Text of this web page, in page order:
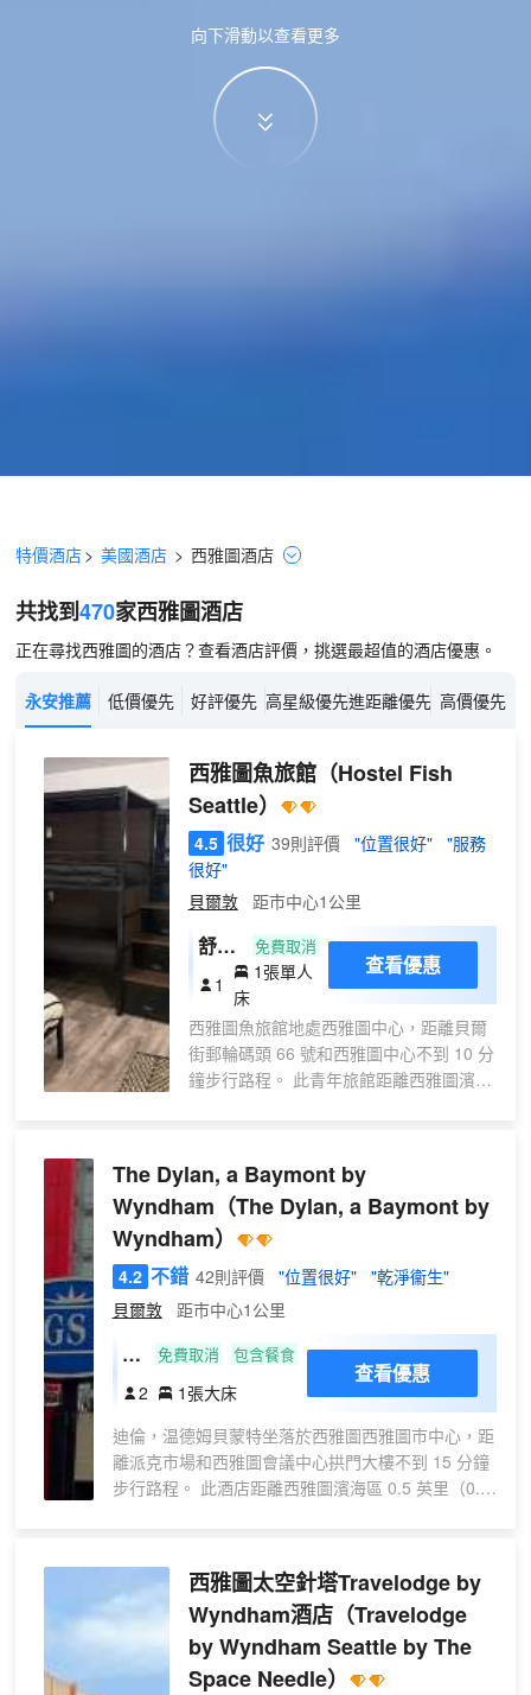
向下滑動以查看更多
特價酒店> 美國酒店 > 西雅圖酒店
共找到470家西雅圖酒店
正在尋找西雅圖的酒店？查看酒店評價，挑選最超值的酒店優惠。
永安推薦 低價優先 好評優先 高星級優先進距離優先 高價優先
西雅圖魚旅館（Hostel Fish
Seattle）
4.5 很好 39則評價 "位置很好"
"服務
很好"
貝爾敦
距市中心1公里
舒適
宿
舍，
女士
專用
房
免費取消
1
1張單人
床
查看優惠
西雅圖魚旅館地處西雅圖中心，距離貝爾
街郵輪碼頭 66 號和西雅圖中心不到 10 分
鐘步行路程。 此青年旅館距離西雅圖濱海
服務/設施包括行李寄存、洗衣設施和儲物
櫃。 有 129 間客房提供冰箱和微波爐；您
定能在旅途中找到家的舒適。在公用廚房
中做飯。提供免費無線網絡，方便您與朋
友保持聯繫。
The Dylan, a Baymont by
Wyndham （The Dylan, a Baymont by
Wyndham）
4.2 不錯 42則評價 "位置很好"
"乾淨衞生"
貝爾敦
距市中心1公里
大
床
-
非
吸
免費取消 包含餐食
2 1張大床
查看優惠
迪倫，温德姆貝蒙特坐落於西雅圖西雅圖市中心，距
離派克市場和西雅圖會議中心拱門大樓不到 15 分鐘
步行路程。 此酒店距離西雅圖濱海區 0.5 英里（0.9
服務/設施包括24 小時前台服務、多語言服務和行李
寄存。酒店提供收費自助停車。 有 67 間特色裝修的
客房定能讓您在旅途中找到家的舒適。提供備有淋
浴/盆浴組合的浴室。便利設施包括書桌，以及帶有
免費市內通話的電話。
西雅圖太空針塔Travelodge by
Wyndham酒店（Travelodge
by Wyndham Seattle by The
Space Needle）